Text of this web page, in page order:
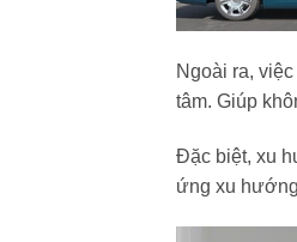
Ngoài ra,
tâm. Giúp
Đặc biệt, xu
ứng xu